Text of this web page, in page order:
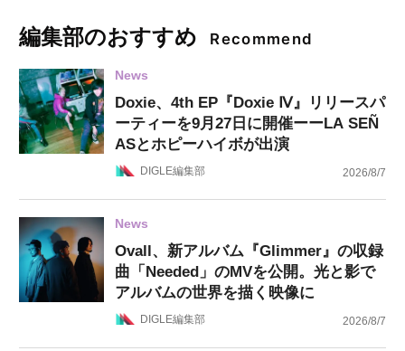
編集部のおすすめ Recommend
News
Doxie、4th EP『Doxie Ⅳ』リリースパ
ーティーを9月27日に開催ーーLA SEÑ
ASとホピーハイボが出演
DIGLE編集部 2026/8/7
News
Ovall、新アルバム『Glimmer』の収録
曲「Needed」のMVを公開。光と影で
アルバムの世界を描く映像に
DIGLE編集部 2026/8/7